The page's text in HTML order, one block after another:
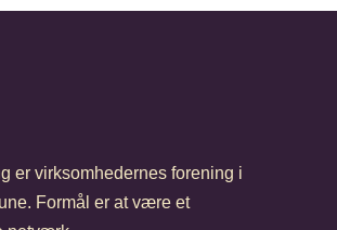
er virksomhedernes forening i
Formål er at være et